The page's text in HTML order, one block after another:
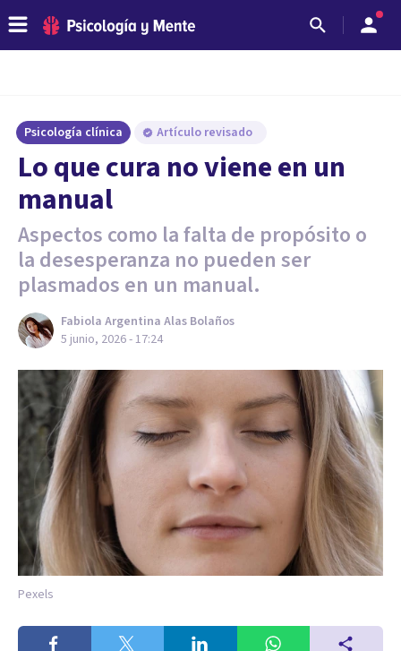
Psicología clínica Artículo revisado
Lo que cura no viene en un
manual
Aspectos como la falta de propósito o
la desesperanza no pueden ser
plasmados en un manual.
Fabiola Argentina Alas Bolaños
5 junio, 2026 - 17:24
Pexels